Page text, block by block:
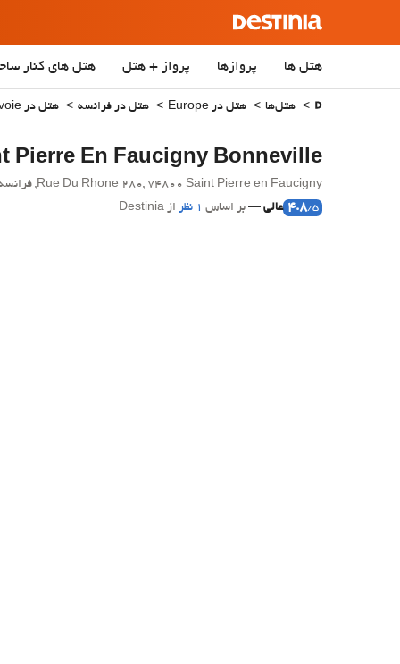
هتل ها پروازها پرواز + هتل هتل‌ های کنار
هتل‌ها هتل در Europe هتل در فرانسه هتل در Haute-Savoie
Pierre En Faucigny Bonneville
Rue Du Rhone 280, 74800 Saint Pierre en Faucigny, فرانسه - Saint Pierre en Faucigny.
4.8/5 عالی بر اساس 1 نظر از Destinia